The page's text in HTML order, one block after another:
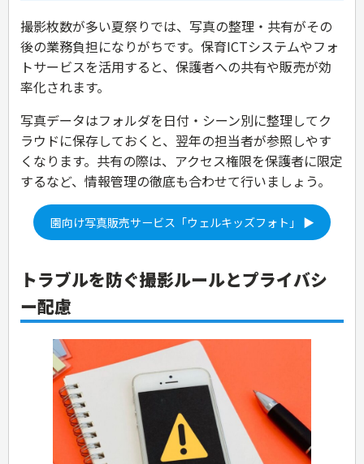
撮影枚数が多い夏祭りでは、写真の整理・共有がその
後の業務負担になりがちです。保育ICTシステムやフォ
トサービスを活用すると、保護者への共有や販売が効
率化されます。
写真データはフォルダを日付・シーン別に整理してク
ラウドに保存しておくと、翌年の担当者が参照しやす
くなります。共有の際は、アクセス権限を保護者に限定
するなど、情報管理の徹底も合わせて行いましょう。
園向け写真販売サービス「ウェルキッズフォト」 ▶
トラブルを防ぐ撮影ルールとプライバシ
ー配慮